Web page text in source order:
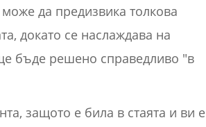
да предизвика толкова
докато се наслаждава на
бъде решено справедливо "в
защото е била в стаята и ви е